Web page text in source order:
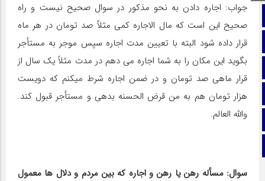
صفحه نخست
تماس با ما
آپارات
اینستاگرام
جواب: اجاره دادن به نحو مذکور در سوال صحیح نیست و راه
صحیح این است که مال الاجاره کمی مثلاً صد تومان در هر ماه
قرار داده شود البته با تعیین مدت اجاره سپس موجر به مستأجر
بگوید این مکان را به شما اجاره می دهم در مدت مثلاً یک سال از
قرار ماهی صد تومان و در ضمن اجاره شرط می‎کنم که دویست
هزار تومان هم به من قرض الحسنه بدهی و مستأجر قبول کند.
والله العالم.
سوال: مسأله رهن یا رهن و اجاره که بین مردم و دلال ها معمول